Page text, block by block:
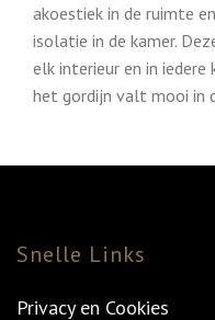
akoestiek in de ruimte
isolatie in de kamer.
elk interieur en in
het gordijn valt mooi in
Snelle Links
Privacy en Cookies